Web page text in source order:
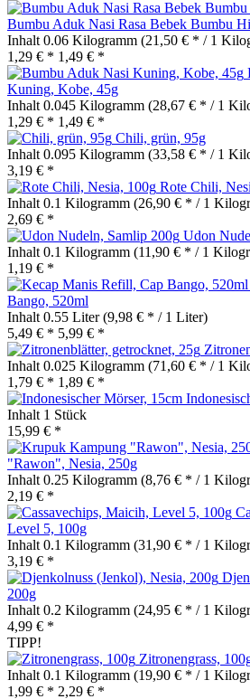
Bumbu Aduk Nasi Rasa Bebek Bumbu
Inhalt 0.06 Kilogramm (21,50 € * / 1
1,29 € * 1,49 € *
Kuning, Kobe, 45g
Inhalt 0.045 Kilogramm (28,67 € * / 1
1,29 € * 1,49 € *
Chili, grün, 95g
Inhalt 0.095 Kilogramm (33,58 € * / 1
3,19 € *
Rote Chili,
Inhalt 0.1 Kilogramm (26,90 € * / 1
2,69 € *
Udon
Inhalt 0.1 Kilogramm (11,90 € * / 1
1,19 € *
Bango, 520ml
Inhalt 0.55 Liter(9,98 € * / 1 Liter)
5,49 € * 5,99 € *
Inhalt 0.025 Kilogramm (71,60 € * / 1
1,79 € * 1,89 € *
Inhalt 1 Stück
15,99 € *
"Rawon", Nesia, 250g
Inhalt 0.25 Kilogramm (8,76 € * / 1
2,19 € *
Level 5, 100g
Inhalt 0.1 Kilogramm (31,90 € * / 1
3,19 € *
200g
Inhalt 0.2 Kilogramm (24,95 € * / 1
4,99 € *
TIPP!
Zitronengrass,
Inhalt 0.1 Kilogramm (19,90 € * / 1
1,99 € * 2,29 € *